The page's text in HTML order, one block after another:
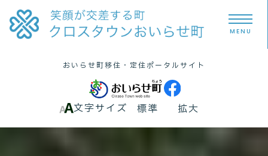
MENU
おいらせ町移住・定住ポータルサイト
文字サイズ 標準 拡大